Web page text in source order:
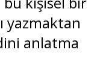
yazmaktan
anlatma